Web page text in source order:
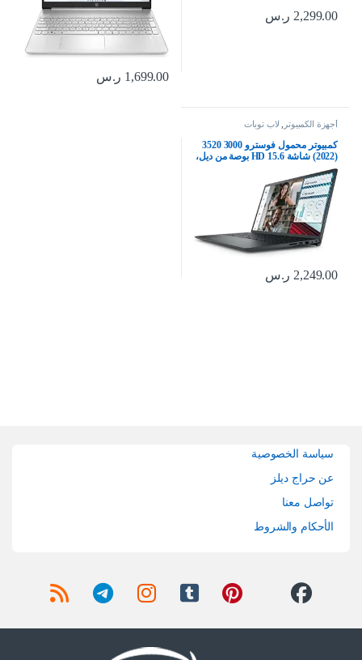
2,299.00 ر.س
1,699.00 ر.س
أجهزة الكمبيوتر لاب توبات
كمبيوتر محمول فوسترو 3000 3520
(2022) شاشة HD 15.6 بوصة من ديل،
ويندوز 11
2,249.00 ر.س
سياسة الخصوصية
عن حراج ديلز
تواصل معنا
الأحكام والشروط